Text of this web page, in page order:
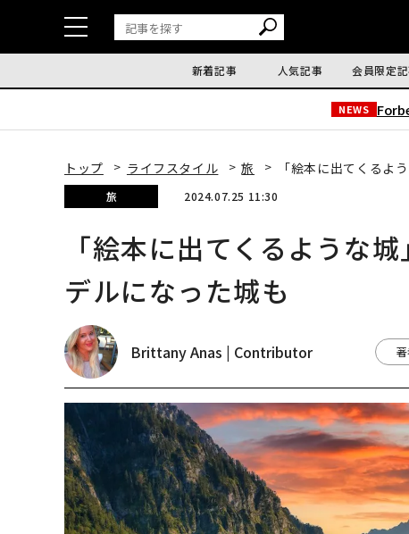
新着記事 人気記事 会員限定
NEWS
トップ ライフスタイル 旅 「絵本に出てくるよ
旅 2024.07.25 11:30
「絵本に出てくるような
デルになった城も
Brittany Anas | Contributor